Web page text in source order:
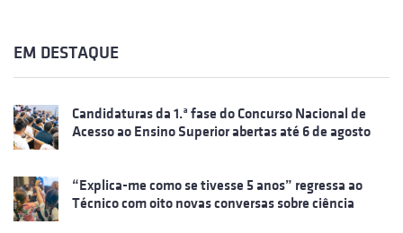
EM DESTAQUE
Candidaturas da 1.ª fase do Concurso Nacional de
Acesso ao Ensino Superior abertas até 6 de agosto
“Explica-me como se tivesse 5 anos” regressa ao
Técnico com oito novas conversas sobre ciência